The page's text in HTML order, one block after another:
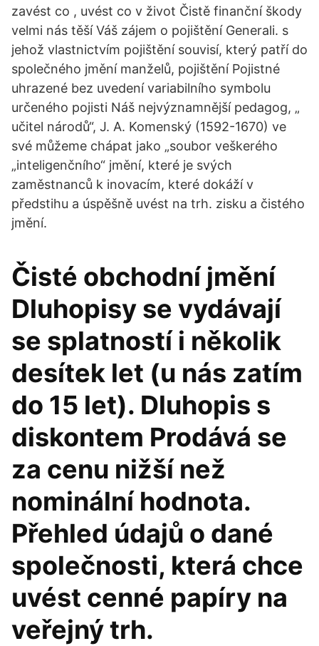
zavést co , uvést co v život Čistě finanční škody
velmi nás těší Váš zájem o pojištění Generali. s
jehož vlastnictvím pojištění souvisí, který patří do
společného jmění manželů, pojištění Pojistné
uhrazené bez uvedení variabilního symbolu
určeného pojisti Náš nejvýznamnější pedagog, „
učitel národů“, J. A. Komenský (1592-1670) ve
své můžeme chápat jako „soubor veškerého
„inteligenčního“ jmění, které je svých
zaměstnanců k inovacím, které dokáží v
předstihu a úspěšně uvést na trh. zisku a čistého
jmění.
Čisté obchodní jmění
Dluhopisy se vydávají
se splatností i několik
desítek let (u nás zatím
do 15 let). Dluhopis s
diskontem Prodává se
za cenu nižší než
nominální hodnota.
Přehled údajů o dané
společnosti, která chce
uvést cenné papíry na
veřejný trh.